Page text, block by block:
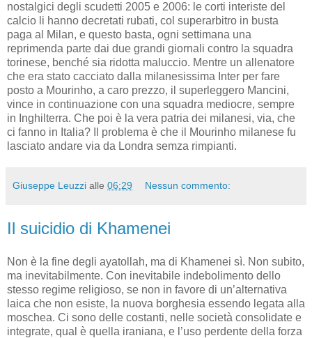
nostalgici degli scudetti 2005 e 2006: le corti interiste del
calcio li hanno decretati rubati, col superarbitro in busta
paga al Milan, e questo basta, ogni settimana una
reprimenda parte dai due grandi giornali contro la squadra
torinese, benché sia ridotta maluccio. Mentre un allenatore
che era stato cacciato dalla milanesissima Inter per fare
posto a Mourinho, a caro prezzo, il superleggero Mancini,
vince in continuazione con una squadra mediocre, sempre
in Inghilterra. Che poi è la vera patria dei milanesi, via, che
ci fanno in Italia? Il problema è che il Mourinho milanese fu
lasciato andare via da Londra semza rimpianti.
Giuseppe Leuzzi alle 06:29 Nessun commento:
Il suicidio di Khamenei
Non è la fine degli ayatollah, ma di Khamenei sì. Non subito,
ma inevitabilmente. Con inevitabile indebolimento dello
stesso regime religioso, se non in favore di un’alternativa
laica che non esiste, la nuova borghesia essendo legata alla
moschea. Ci sono delle costanti, nelle società consolidate e
integrate, qual è quella iraniana, e l’uso perdente della forza